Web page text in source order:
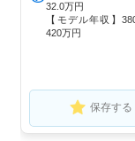
32.0万円
【モデル年収】
420万円
保存する